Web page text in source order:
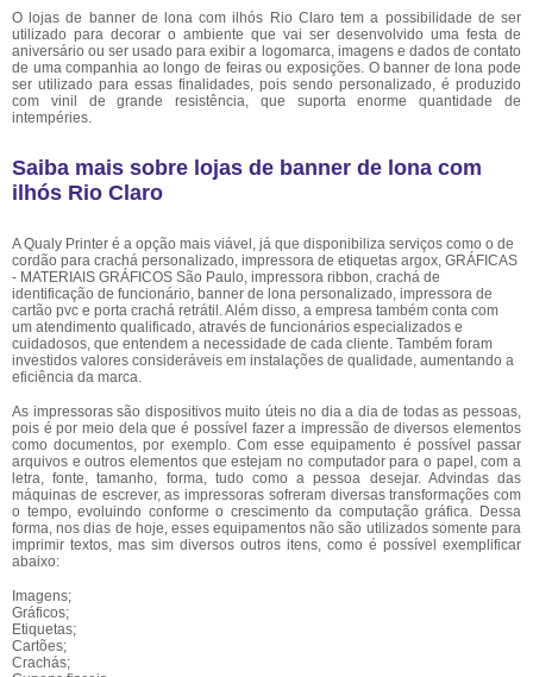
O lojas de banner de lona com ilhós Rio Claro tem a possibilidade de ser
utilizado para decorar o ambiente que vai ser desenvolvido uma festa de
aniversário ou ser usado para exibir a logomarca, imagens e dados de contato
de uma companhia ao longo de feiras ou exposições. O banner de lona pode
ser utilizado para essas finalidades, pois sendo personalizado, é produzido
com vinil de grande resistência, que suporta enorme quantidade de
intempéries.
Saiba mais sobre lojas de banner de lona com
ilhós Rio Claro
A Qualy Printer é a opção mais viável, já que disponibiliza serviços como o de
cordão para crachá personalizado, impressora de etiquetas argox, GRÁFICAS
- MATERIAIS GRÁFICOS São Paulo, impressora ribbon, crachá de
identificação de funcionário, banner de lona personalizado, impressora de
cartão pvc e porta crachá retrátil. Além disso, a empresa também conta com
um atendimento qualificado, através de funcionários especializados e
cuidadosos, que entendem a necessidade de cada cliente. Também foram
investidos valores consideráveis em instalações de qualidade, aumentando a
eficiência da marca.
As impressoras são dispositivos muito úteis no dia a dia de todas as pessoas,
pois é por meio dela que é possível fazer a impressão de diversos elementos
como documentos, por exemplo. Com esse equipamento é possível passar
arquivos e outros elementos que estejam no computador para o papel, com a
letra, fonte, tamanho, forma, tudo como a pessoa desejar. Advindas das
máquinas de escrever, as impressoras sofreram diversas transformações com
o tempo, evoluindo conforme o crescimento da computação gráfica. Dessa
forma, nos dias de hoje, esses equipamentos não são utilizados somente para
imprimir textos, mas sim diversos outros itens, como é possível exemplificar
abaixo:
Imagens;
Gráficos;
Etiquetas;
Cartões;
Crachás;